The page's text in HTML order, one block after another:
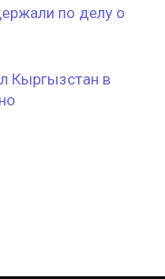
по делу о
Кыргызстан в